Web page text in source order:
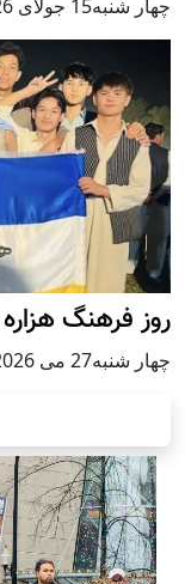
چهار شنبه15 جولای 2026
روز فرهنگ
چهار شنبه27 می 2026